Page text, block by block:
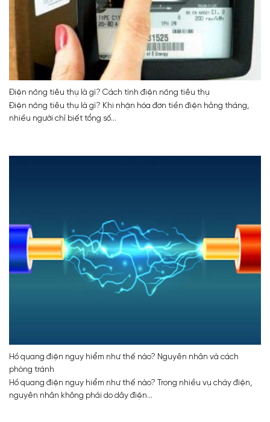
Điện năng tiêu thụ là gì? Cách tính điện năng tiêu thụ
Điện năng tiêu thụ là gì? Khi nhận hóa đơn tiền điện hằng tháng,
nhiều người chỉ biết tổng số...
Hồ quang điện nguy hiểm như thế nào? Nguyên nhân và cách
phòng tránh
Hồ quang điện nguy hiểm như thế nào? Trong nhiều vụ cháy điện,
nguyên nhân không phải do dây điện...